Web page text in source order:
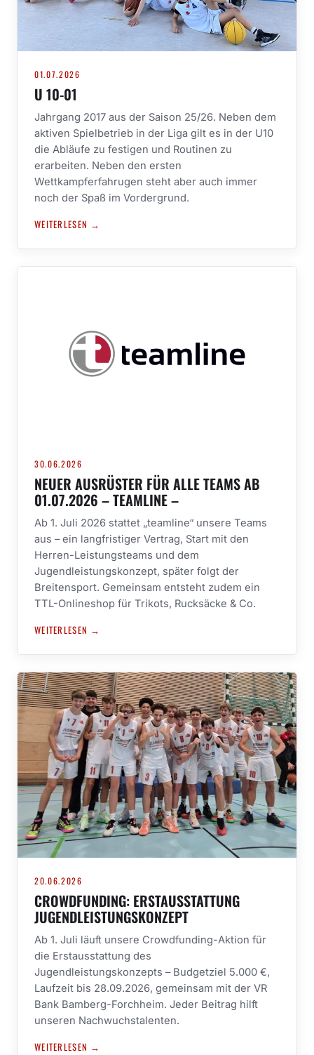
01.07.2026
U 10-01
Jahrgang 2017 aus der Saison 25/26. Neben dem
aktiven Spielbetrieb in der Liga gilt es in der U10
die Abläufe zu festigen und Routinen zu
erarbeiten. Neben den ersten
Wettkampferfahrugen steht aber auch immer
noch der Spaß im Vordergrund.
WEITERLESEN →
30.06.2026
NEUER AUSRÜSTER FÜR ALLE TEAMS AB
01.07.2026 – TEAMLINE –
Ab 1. Juli 2026 stattet „teamline“ unsere Teams
aus – ein langfristiger Vertrag, Start mit den
Herren-Leistungsteams und dem
Jugendleistungskonzept, später folgt der
Breitensport. Gemeinsam entsteht zudem ein
TTL-Onlineshop für Trikots, Rucksäcke & Co.
WEITERLESEN →
20.06.2026
CROWDFUNDING: ERSTAUSSTATTUNG
JUGENDLEISTUNGSKONZEPT
Ab 1. Juli läuft unsere Crowdfunding-Aktion für
die Erstausstattung des
Jugendleistungskonzepts – Budgetziel 5.000 €,
Laufzeit bis 28.09.2026, gemeinsam mit der VR
Bank Bamberg-Forchheim. Jeder Beitrag hilft
unseren Nachwuchstalenten.
WEITERLESEN →